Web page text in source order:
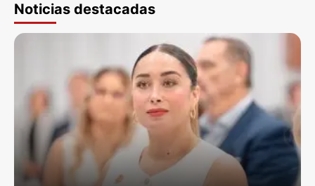
Noticias destacadas